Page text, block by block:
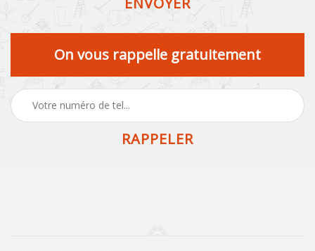
On vous rappelle gratuitement